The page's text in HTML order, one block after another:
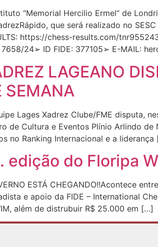
“Memorial Hercilio Ermel” de
que será realizado no
https://chess-results.com/
7658/24➢ ID FIDE: 377105➢ E-MAIL:
LAGEANO
SEMANA
Lages Xadrez Clube/FME disputa,
de Cultura e Eventos Plínio Arlindo
no Ranking Internacional e a liderança
edição do Floripa
ESTÁ CHEGANDO!!Acontece
e apoio da FIDE – International
além de distrubuir R$ 25.000 em […]